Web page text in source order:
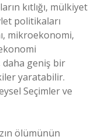
kıtlığı, mülkiyet
politikaları
mikroekonomi,
daha geniş bir
yaratabilir.
Seçimler ve
ölümünün